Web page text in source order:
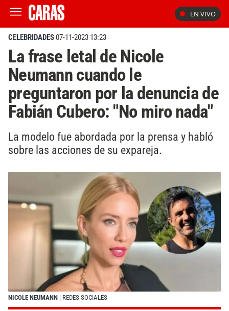
EN VIVO
CELEBRIDADES07-11-2023 13:23
La frase letal de Nicole
Neumann cuando le
preguntaron por la denuncia de
Fabián Cubero: "No miro nada"
La modelo fue abordada por la prensa y habló
sobre las acciones de su expareja.
NICOLE NEUMANN | REDES SOCIALES